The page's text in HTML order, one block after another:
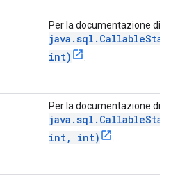
Per la documentazione di
int)
Per la documentazione di
int, int)